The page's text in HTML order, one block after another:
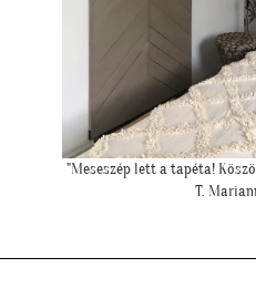
""Nagyon köszönjük a telefonos
először tapétáztunk, és nagyon